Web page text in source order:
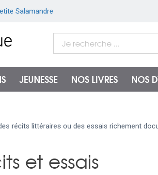
Salamandre
JEUNESSE NOS LIVRES NOS
récits littéraires ou des essais richement
et essais